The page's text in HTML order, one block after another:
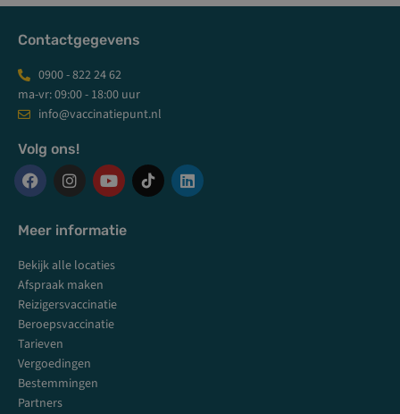
Contactgegevens
0900 - 822 24 62
ma-vr: 09:00 - 18:00 uur
info@vaccinatiepunt.nl
Volg ons!
F
c
e
b
o
o
k
I
s
t
a
g
r
a
m
Y
u
t
b
L
Meer informatie
Bekijk alle locaties
Afspraak maken
Reizigersvaccinatie
Beroepsvaccinatie
Tarieven
Vergoedingen
Bestemmingen
Partners